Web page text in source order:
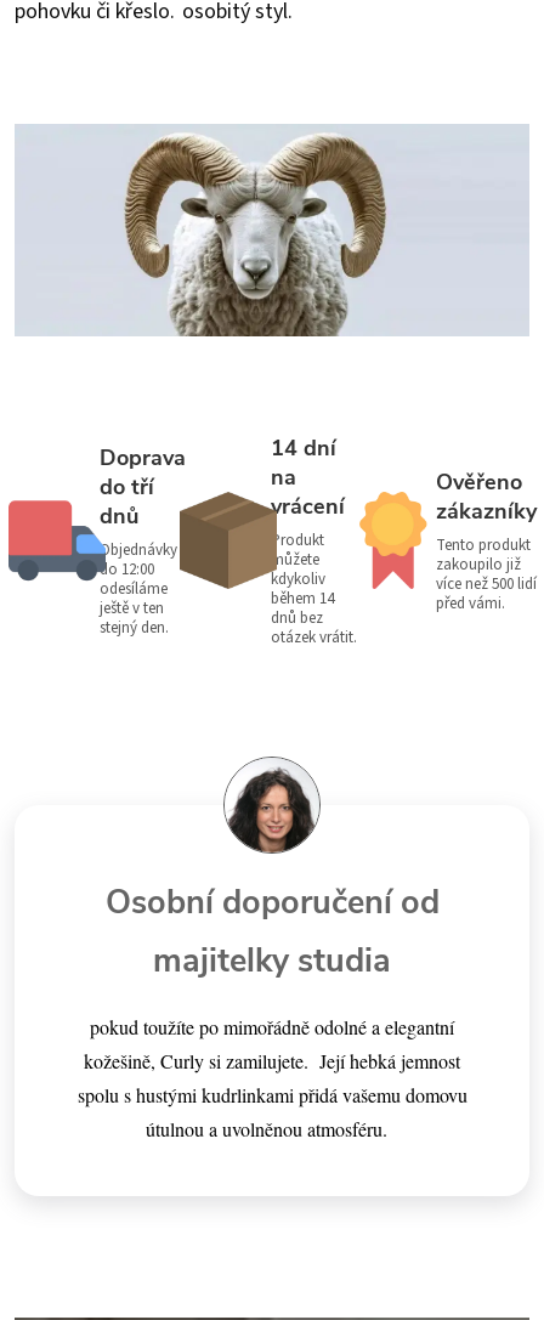
pohovku či křeslo. osobitý styl.
Doprava
do tří
dnů
Objednávky
do 12:00
odesíláme
ještě v ten
stejný den.
14 dní
na
vrácení
Produkt
můžete
kdykoliv
během 14
dnů bez
otázek vrátit.
Ověřeno
zákazníky
Tento produkt
zakoupilo již
více než 500 lidí
před vámi.
Osobní doporučení od
majitelky studia
pokud toužíte po mimořádně odolné a elegantní
kožešině, Curly si zamilujete. Její hebká jemnost
spolu s hustými kudrlinkami přidá vašemu domovu
útulnou a uvolněnou atmosféru.